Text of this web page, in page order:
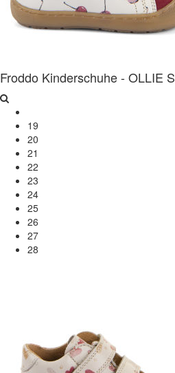
Froddo Kinderschuhe - OLLIE S
19
20
21
22
23
24
25
26
27
28